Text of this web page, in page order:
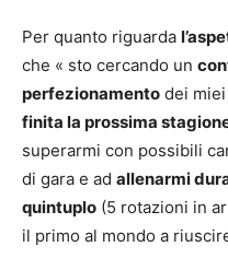
Per quanto riguarda
che « sto cercando un
perfezionamento dei miei
finita la prossima
superarmi con possibili
di gara e ad allenarmi
quintuplo (5 rotazioni in
il primo al mondo a